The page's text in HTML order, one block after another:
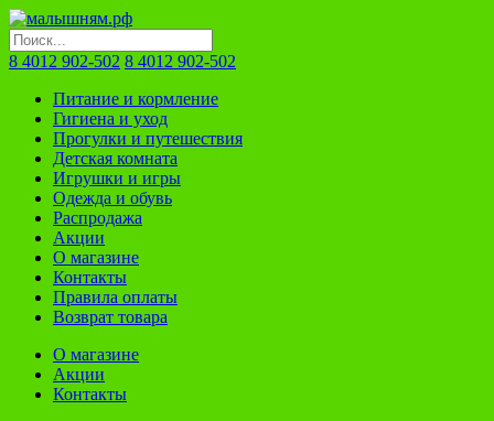
8 4012 902-502 8 4012 902-502
Питание и кормление
Гигиена и уход
Прогулки и путешествия
Детская комната
Игрушки и игры
Одежда и обувь
Распродажа
Акции
О магазине
Контакты
Правила оплаты
Возврат товара
О магазине
Акции
Контакты